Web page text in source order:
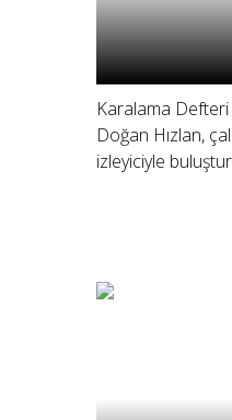
Karalama Defteri
Doğan Hızlan,
izleyiciyle